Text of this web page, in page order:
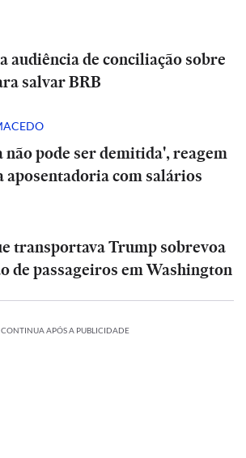
audiência de conciliação sobre
salvar BRB
não pode ser demitida', reagem
aposentadoria com salários
transportava Trump sobrevoa
de passageiros em Washington
CONTINUA APÓS A PUBLICIDADE